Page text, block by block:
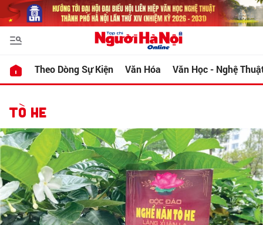
Theo Dòng Sự Kiện Văn Hóa Văn Học - Nghệ
TÒ HE